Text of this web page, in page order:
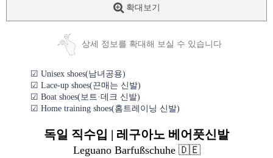
확대보기
상세 정보를 확대해 보실 수 있습니다
☑ Unisex shoes(남녀공용)
☑ Lace-up shoes(끈매는 신발)
☑ Boat shoes(보트·데크 신발)
☑ Home training shoes(홈트레이닝 신발)
독일 직수입 | 레구아노 베어풋신발
Leguano Barfußschuhe 🇩🇪